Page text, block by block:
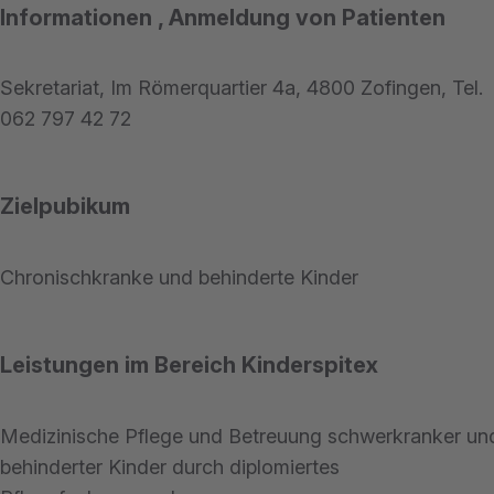
Informationen , Anmeldung von Patienten
Sekretariat, Im Römerquartier 4a, 4800 Zofingen, Tel.
062 797 42 72
Zielpubikum
Chronischkranke und behinderte Kinder
Leistungen im Bereich Kinderspitex
Medizinische Pflege und Betreuung schwerkranker
behinderter Kinder durch diplomiertes